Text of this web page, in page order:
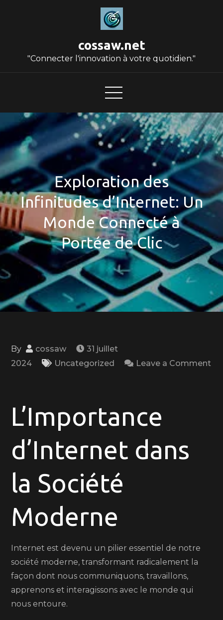
cossaw.net
"Connecter l'innovation à votre quotidien."
Exploration des
Infinitudes d’Internet: Un
Monde Connecté à
Portée de Clic
By cossaw
31 juillet
2024
Uncategorized
Leave a Comment
des
Infinitudes
Un
Monde
Connecté
à
de
L’Importance
d’Internet dans
la Société
Moderne
Internet est devenu un pilier essentiel de notre
société moderne, transformant radicalement la
façon dont nous communiquons, travaillons,
apprenons et interagissons avec le monde qui
nous entoure.